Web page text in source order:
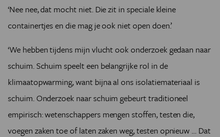
‘Nee nee, dat mocht niet. Die zit in speciale kleine
containertjes en die mag je ook niet open doen.’
‘We hebben tijdens mijn vlucht ook onderzoek gedaan naar
schuim. Schuim speelt een belangrijke rol in de
klimaatopwarming, want bijna al ons isolatiemateriaal is
schuim. Onderzoek naar schuim gebeurt traditioneel
empirisch: wetenschappers mengen stoffen, testen die,
voegen zaken toe of laten zaken weg, testen opnieuw … Dat